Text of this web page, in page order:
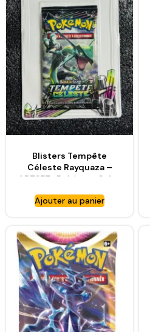
Blisters Tempête
Céleste Rayquaza –
ARTSET- Pokémon Soleil
Ajouter au panier